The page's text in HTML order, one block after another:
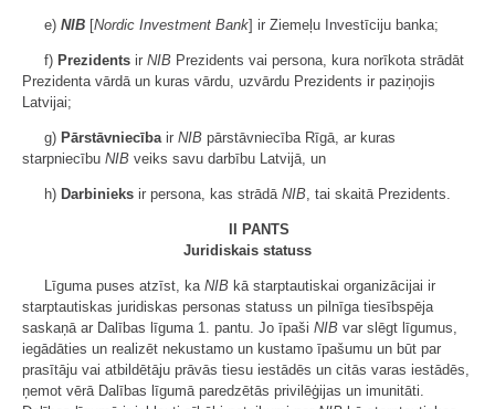
e) NIB [Nordic Investment Bank] ir Ziemeļu Investīciju banka;
f) Prezidents ir NIB Prezidents vai persona, kura norīkota strādāt
Prezidenta vārdā un kuras vārdu, uzvārdu Prezidents ir paziņojis
Latvijai;
g) Pārstāvniecībair NIB pārstāvniecība Rīgā, ar kuras
starpniecību NIB veiks savu darbību Latvijā, un
h) Darbinieks ir persona, kas strādā NIB, tai skaitā Prezidents.
II PANTS
Juridiskais statuss
Līguma puses atzīst, ka NIB kā starptautiskai organizācijai ir
starptautiskas juridiskas personas statuss un pilnīga tiesībspēja
saskaņā ar Dalības līguma 1. pantu. Jo īpaši NIB var slēgt līgumus,
iegādāties un realizēt nekustamo un kustamo īpašumu un būt par
prasītāju vai atbildētāju prāvās tiesu iestādēs un citās varas iestādēs,
ņemot vērā Dalības līgumā paredzētās privilēģijas un imunitāti.